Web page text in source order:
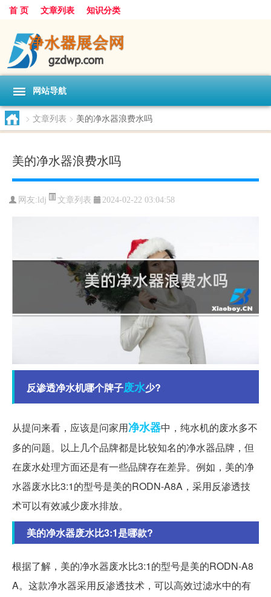
首 页 文章列表 知识分类
网站导航
> 文章列表 > 美的净水器浪费水吗
美的净水器浪费水吗
网友:ldj 文章列表 2024-02-22 03:04:58
反渗透净水机哪个牌子废水少?
从提问来看，应该是问家用净水器中，纯水机的废水多不
多的问题。以上几个品牌都是比较知名的净水器品牌，但
在废水处理方面还是有一些品牌存在差异。例如，美的净
水器废水比3:1的型号是美的RODN-A8A，采用反渗透技
术可以有效减少废水排放。
美的净水器废水比3:1是哪款?
根据了解，美的净水器废水比3:1的型号是美的RODN-A8
A。这款净水器采用反渗透技术，可以高效过滤水中的有